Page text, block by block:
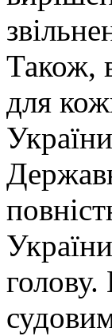
Також,
для